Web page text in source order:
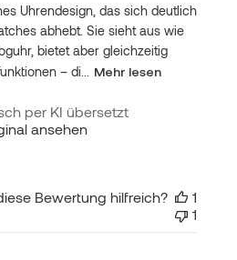
Uhrendesign, das sich deutlich
abhebt. Sie sieht aus wie
bietet aber gleichzeitig
– di...
Mehr lesen
per KI übersetzt
ansehen
Bewertung hilfreich?
1
1